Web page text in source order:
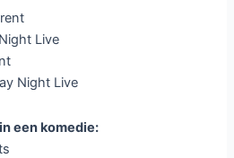
Live
Night Live
een komedie: